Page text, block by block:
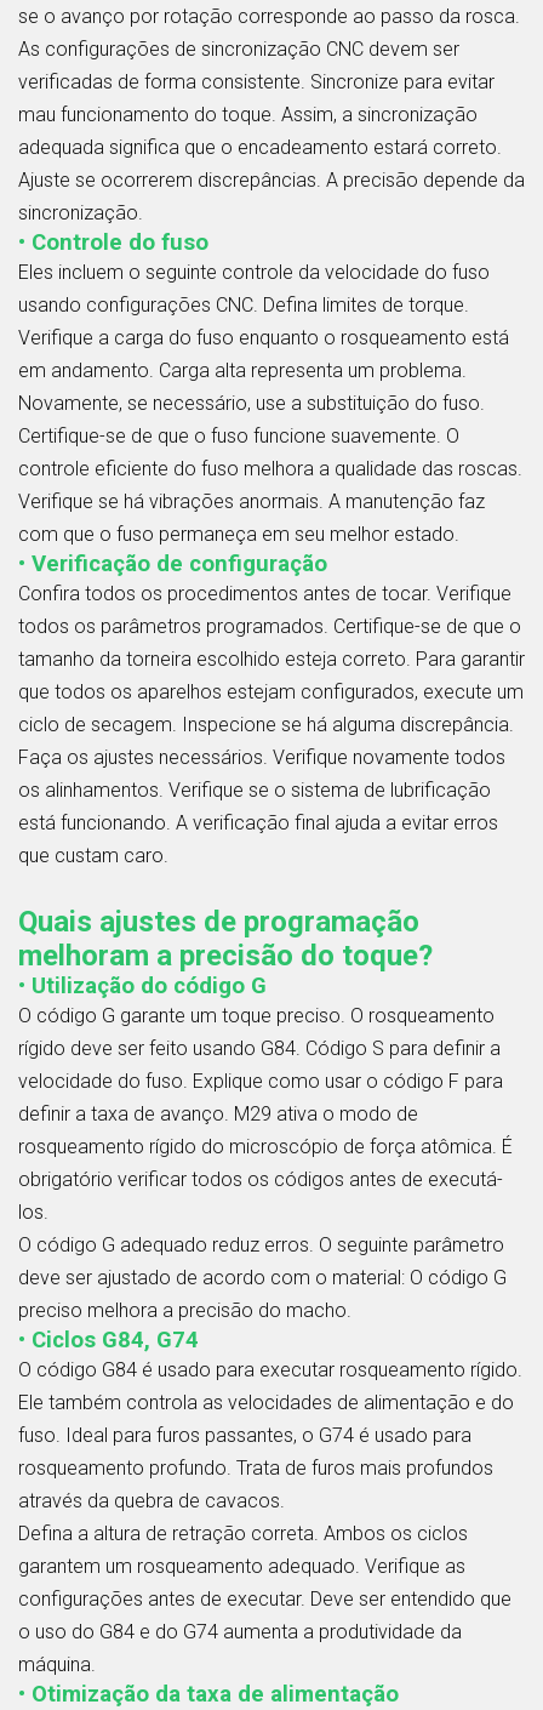
se o avanço por rotação corresponde ao passo da rosca.
As configurações de sincronização CNC devem ser
verificadas de forma consistente. Sincronize para evitar
mau funcionamento do toque. Assim, a sincronização
adequada significa que o encadeamento estará correto.
Ajuste se ocorrerem discrepâncias. A precisão depende da
sincronização.
• Controle do fuso
Eles incluem o seguinte controle da velocidade do fuso
usando configurações CNC. Defina limites de torque.
Verifique a carga do fuso enquanto o rosqueamento está
em andamento. Carga alta representa um problema.
Novamente, se necessário, use a substituição do fuso.
Certifique-se de que o fuso funcione suavemente. O
controle eficiente do fuso melhora a qualidade das roscas.
Verifique se há vibrações anormais. A manutenção faz
com que o fuso permaneça em seu melhor estado.
• Verificação de configuração
Confira todos os procedimentos antes de tocar. Verifique
todos os parâmetros programados. Certifique-se de que o
tamanho da torneira escolhido esteja correto. Para garantir
que todos os aparelhos estejam configurados, execute um
ciclo de secagem. Inspecione se há alguma discrepância.
Faça os ajustes necessários. Verifique novamente todos
os alinhamentos. Verifique se o sistema de lubrificação
está funcionando. A verificação final ajuda a evitar erros
que custam caro.
Quais ajustes de programação
melhoram a precisão do toque?
• Utilização do código G
O código G garante um toque preciso. O rosqueamento
rígido deve ser feito usando G84. Código S para definir a
velocidade do fuso. Explique como usar o código F para
definir a taxa de avanço. M29 ativa o modo de
rosqueamento rígido do microscópio de força atômica. É
obrigatório verificar todos os códigos antes de executá-
los.
O código G adequado reduz erros. O seguinte parâmetro
deve ser ajustado de acordo com o material: O código G
preciso melhora a precisão do macho.
• Ciclos G84, G74
O código G84 é usado para executar rosqueamento rígido.
Ele também controla as velocidades de alimentação e do
fuso. Ideal para furos passantes, o G74 é usado para
rosqueamento profundo. Trata de furos mais profundos
através da quebra de cavacos.
Defina a altura de retração correta. Ambos os ciclos
garantem um rosqueamento adequado. Verifique as
configurações antes de executar. Deve ser entendido que
o uso do G84 e do G74 aumenta a produtividade da
máquina.
• Otimização da taxa de alimentação